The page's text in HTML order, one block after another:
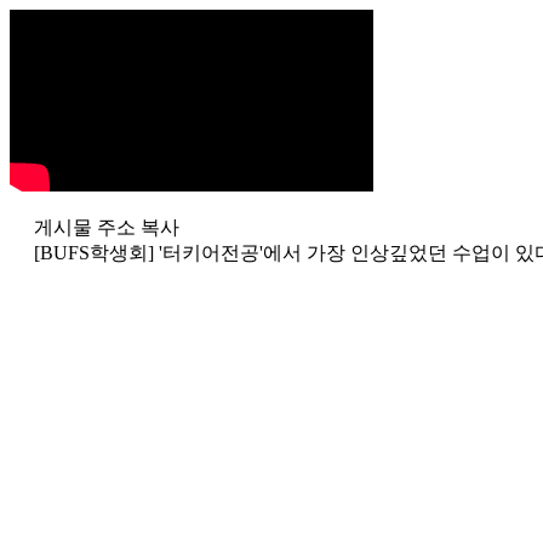
게시물 주소 복사
[BUFS학생회] '터키어전공'에서 가장 인상깊었던 수업이 있